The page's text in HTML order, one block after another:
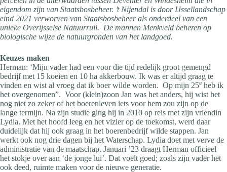
eigendom zijn van Staatsbosbeheer. ’t Nijendal is door IJssellandschap
eind 2021 verworven van Staatsbosbeheer als onderdeel van een
unieke Overijsselse Natuurruil. De mannen Menkveld beheren op
biologische wijze de natuurgronden van het landgoed.
Keuzes maken
Herman: ‘Mijn vader had een voor die tijd redelijk groot gemengd
bedrijf met 15 koeien en 10 ha akkerbouw. Ik was er altijd graag te
vinden en wist al vroeg dat ik boer wilde worden. Op mijn 25e heb ik
het overgenomen”. Voor (klein)zoon Jan was het anders, hij wist het
nog niet zo zeker of het boerenleven iets voor hem zou zijn op de
lange termijn. Na zijn studie ging hij in 2010 op reis met zijn vriendin
Lydia. Met het hoofd leeg en het vizier op de toekomst, werd daar
duidelijk dat hij ook graag in het boerenbedrijf wilde stappen. Jan
werkt ook nog drie dagen bij het Waterschap. Lydia doet met verve de
administratie van de maatschap. Januari ’23 draagt Herman officieel
het stokje over aan ‘de jonge lui’. Dat voelt goed; zoals zijn vader het
ook deed, ruimte maken voor de nieuwe generatie.